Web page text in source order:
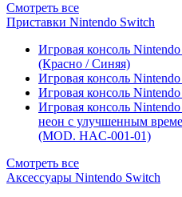
Смотреть все
Приставки Nintendo Switch
Игровая консоль
(Красно / Синяя)
Игровая консоль
Игровая консоль
Игровая консоль
неон с улучшенным
(MOD. HAC-001-01)
Смотреть все
Аксессуары Nintendo Switch